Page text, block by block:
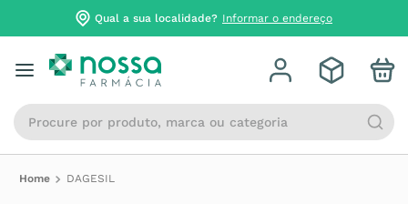
Qual a sua localidade? Informar o endereço
Procure por produto, marca ou categoria
DAGESIL